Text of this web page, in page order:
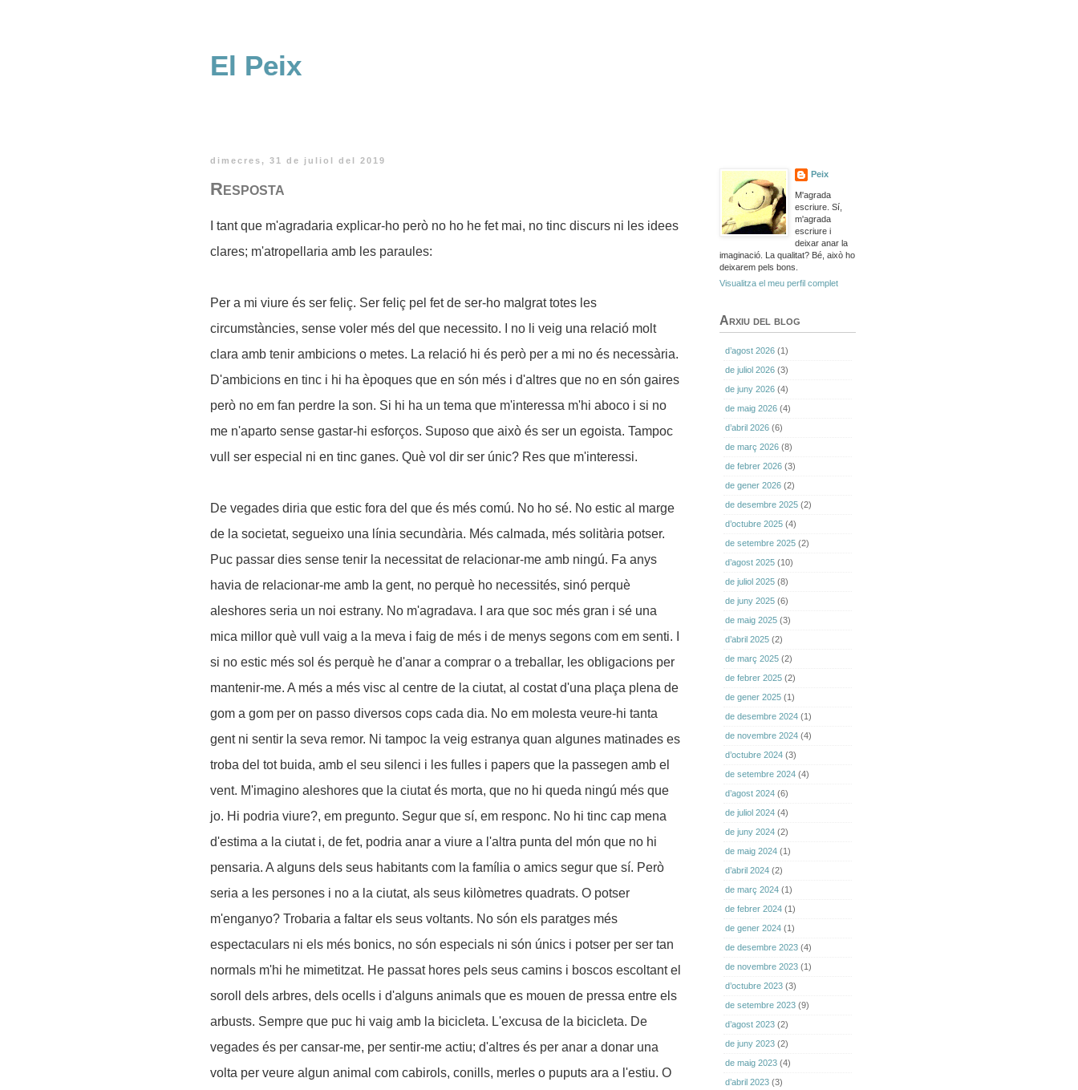
El Peix
dimecres, 31 de juliol del 2019
Resposta
I tant que m'agradaria explicar-ho però no ho he fet mai, no tinc discurs ni les idees
clares; m'atropellaria amb les paraules:
Per a mi viure és ser feliç. Ser feliç pel fet de ser-ho malgrat totes les
circumstàncies, sense voler més del que necessito. I no li veig una relació molt
clara amb tenir ambicions o metes. La relació hi és però per a mi no és necessària.
D'ambicions en tinc i hi ha èpoques que en són més i d'altres que no en són gaires
però no em fan perdre la son. Si hi ha un tema que m'interessa m'hi aboco i si no
me n'aparto sense gastar-hi esforços. Suposo que això és ser un egoista. Tampoc
vull ser especial ni en tinc ganes. Què vol dir ser únic? Res que m'interessi.
De vegades diria que estic fora del que és més comú. No ho sé. No estic al marge
de la societat, segueixo una línia secundària. Més calmada, més solitària potser.
Puc passar dies sense tenir la necessitat de relacionar-me amb ningú. Fa anys
havia de relacionar-me amb la gent, no perquè ho necessités, sinó perquè
aleshores seria un noi estrany. No m'agradava. I ara que soc més gran i sé una
mica millor què vull vaig a la meva i faig de més i de menys segons com em senti. I
si no estic més sol és perquè he d'anar a comprar o a treballar, les obligacions per
mantenir-me. A més a més visc al centre de la ciutat, al costat d'una plaça plena de
gom a gom per on passo diversos cops cada dia. No em molesta veure-hi tanta
gent ni sentir la seva remor. Ni tampoc la veig estranya quan algunes matinades es
troba del tot buida, amb el seu silenci i les fulles i papers que la passegen amb el
vent. M'imagino aleshores que la ciutat és morta, que no hi queda ningú més que
jo. Hi podria viure?, em pregunto. Segur que sí, em responc. No hi tinc cap mena
d'estima a la ciutat i, de fet, podria anar a viure a l'altra punta del món que no hi
pensaria. A alguns dels seus habitants com la família o amics segur que sí. Però
seria a les persones i no a la ciutat, als seus kilòmetres quadrats. O potser
m'enganyo? Trobaria a faltar els seus voltants. No són els paratges més
espectaculars ni els més bonics, no són especials ni són únics i potser per ser tan
normals m'hi he mimetitzat. He passat hores pels seus camins i boscos escoltant el
soroll dels arbres, dels ocells i d'alguns animals que es mouen de pressa entre els
arbusts. Sempre que puc hi vaig amb la bicicleta. L'excusa de la bicicleta. De
vegades és per cansar-me, per sentir-me actiu; d'altres és per anar a donar una
volta per veure algun animal com cabirols, conills, merles o puputs ara a l'estiu. O
Peix
M'agrada
escriure. Sí,
m'agrada
escriure i
deixar anar la
imaginació. La qualitat? Bé, això ho
deixarem pels bons.
Visualitza el meu perfil complet
Arxiu del blog
d’agost 2026 (1)
de juliol 2026 (3)
de juny 2026 (4)
de maig 2026 (4)
d’abril 2026 (6)
de març 2026 (8)
de febrer 2026 (3)
de gener 2026 (2)
de desembre 2025 (2)
d’octubre 2025 (4)
de setembre 2025 (2)
d’agost 2025 (10)
de juliol 2025 (8)
de juny 2025 (6)
de maig 2025 (3)
d’abril 2025 (2)
de març 2025 (2)
de febrer 2025 (2)
de gener 2025 (1)
de desembre 2024 (1)
de novembre 2024 (4)
d’octubre 2024 (3)
de setembre 2024 (4)
d’agost 2024 (6)
de juliol 2024 (4)
de juny 2024 (2)
de maig 2024 (1)
d’abril 2024 (2)
de març 2024 (1)
de febrer 2024 (1)
de gener 2024 (1)
de desembre 2023 (4)
de novembre 2023 (1)
d’octubre 2023 (3)
de setembre 2023 (9)
d’agost 2023 (2)
de juny 2023 (2)
de maig 2023 (4)
d’abril 2023 (3)